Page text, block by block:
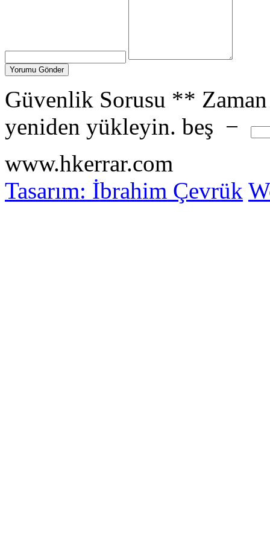
Güvenlik Sorusu **
yeniden yükleyin. beş −
www.hkerrar.com
Tasarım: İbrahim Çevrük